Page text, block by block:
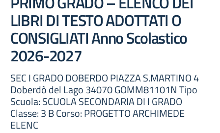
LIBRI DI TESTO ADOTTATI O
CONSIGLIATI Anno Scolastico
2026-2027
SEC I GRADO DOBERDO PIAZZA S.MARTINO 4
Doberdò del Lago 34070 GOMM81101N Tipo
Scuola: SCUOLA SECONDARIA DI I GRADO
Classe: 3 B Corso: PROGETTO ARCHIMEDE
ELENC